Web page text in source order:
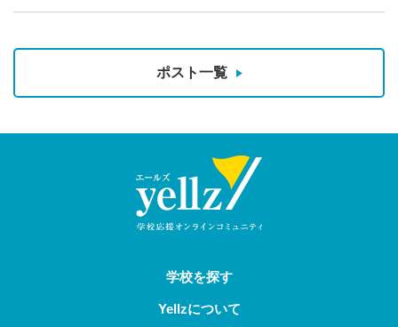
ポスト一覧
学校を探す
Yellzについて